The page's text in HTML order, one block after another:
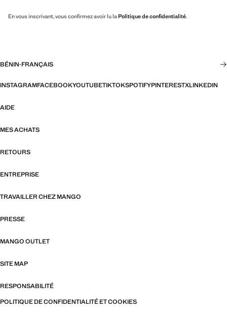
En vous inscrivant, vous confirmez avoir lu la Politique de confidentialité.
BÉNIN·FRANÇAIS
INSTAGRAMFACEBOOKYOUTUBETIKTOKSPOTIFYPINTERESTXLINKEDIN
AIDE
MES ACHATS
RETOURS
ENTREPRISE
TRAVAILLER CHEZ MANGO
PRESSE
MANGO OUTLET
SITE MAP
RESPONSABILITÉ
POLITIQUE DE CONFIDENTIALITÉ ET COOKIES